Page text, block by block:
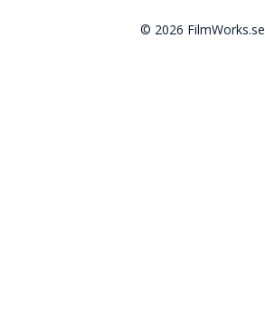
© 2026 FilmWorks.se